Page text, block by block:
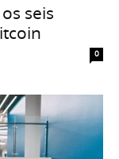
seis
0